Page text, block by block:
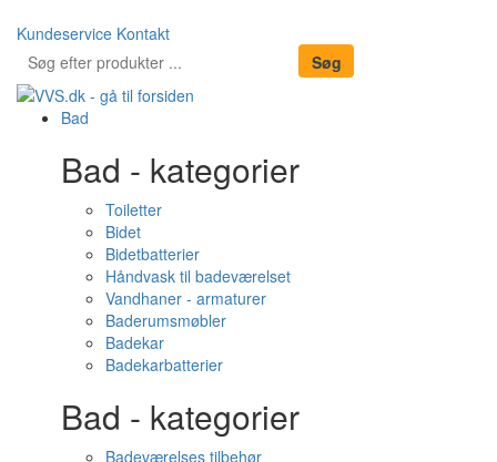
Kundeservice Kontakt
Bad
Bad - kategorier
Toiletter
Bidet
Bidetbatterier
Håndvask til badeværelset
Vandhaner - armaturer
Baderumsmøbler
Badekar
Badekarbatterier
Bad - kategorier
Badeværelses tilbehør